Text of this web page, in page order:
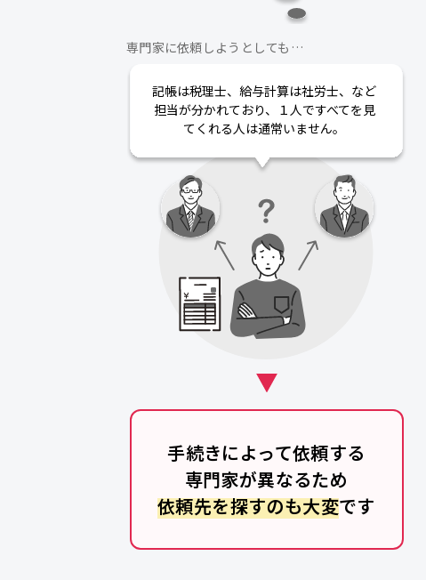
専門家に依頼しようとしても…
記帳は税理士、給与計算は社労士、など
担当が分かれており、１人ですべてを見
てくれる人は通常いません。
手続きによって依頼する
専門家が異なるため
依頼先を探すのも大変です